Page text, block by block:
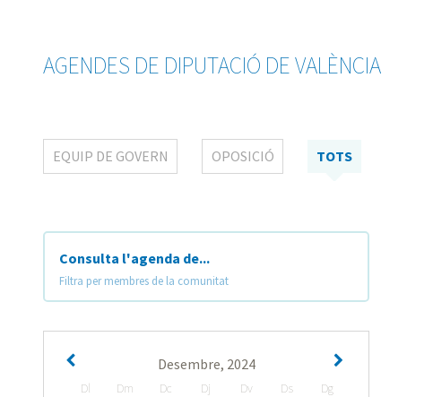
AGENDES DE DIPUTACIÓ DE VALÈNCIA
EQUIP DE GOVERN OPOSICIÓ TOTS
Consulta l'agenda de...
Filtra per membres de la comunitat
Desembre, 2024
Dl Dm Dc Dj Dv Ds
Dg